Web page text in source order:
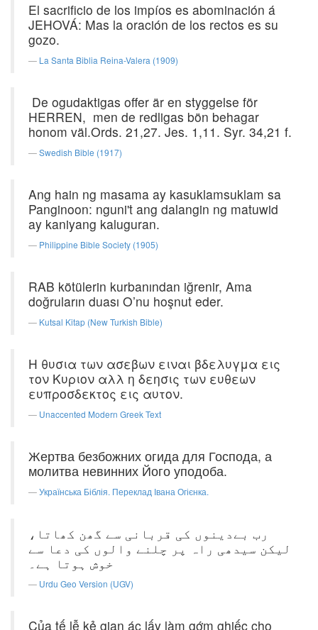
El sacrificio de los impíos es abominación á
JEHOVÁ: Mas la oración de los rectos es su
gozo.
La Santa Biblia Reina-Valera (1909)
De ogudaktigas offer är en styggelse för
HERREN, men de redligas bön behagar
honom väl.Ords. 21,27. Jes. 1,11. Syr. 34,21 f.
Swedish Bible (1917)
Ang hain ng masama ay kasuklamsuklam sa
Panginoon: nguni't ang dalangin ng matuwid
ay kaniyang kaluguran.
Philippine Bible Society (1905)
RAB kötülerin kurbanından iğrenir, Ama
doğruların duası O’nu hoşnut eder.
Kutsal Kitap (New Turkish Bible)
Η θυσια των ασεβων ειναι βδελυγμα εις
τον Κυριον αλλ η δεησις των ευθεων
ευπροσδεκτος εις αυτον.
Unaccented Modern Greek Text
Жертва безбожних огида для Господа, а
молитва невинних Його уподоба.
Українська Біблія. Переклад Івана Огієнка.
رب بےدینوں کی قربانی سے گھن کھاتا،
لیکن سیدھی راہ پر چلنے والوں کی دعا سے
خوش ہوتا ہے۔
Urdu Geo Version (UGV)
Của tế lễ kẻ gian ác lấy làm gớm ghiếc cho